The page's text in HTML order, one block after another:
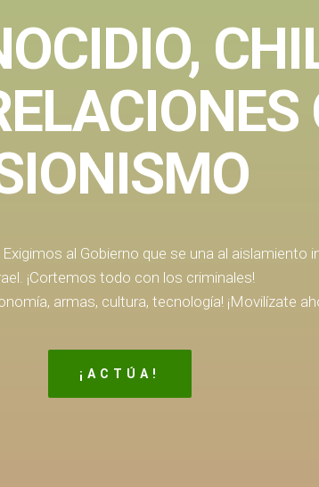
al Gobierno que se una al aislamiento
¡Cortemos todo con los criminales!
armas, cultura, tecnología! ¡Movilízate
¡ACTÚA!